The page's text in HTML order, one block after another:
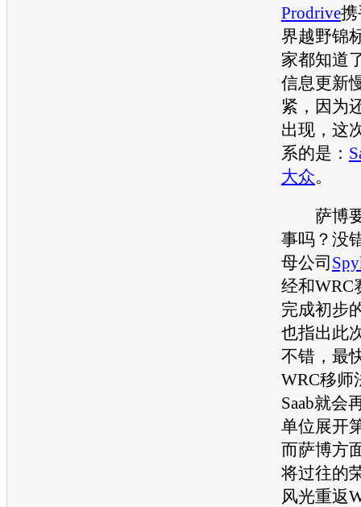
Prodrive
界越野锦
家都知道
信息更新
紧，因为
出现，这
系的是：
大众。
萨博
事吗？没
母公司
经和WRC
完成初步
也指出此
不错，最
WRC移师
Saab就会
单位展开
而萨博方
将过往的
风光重返